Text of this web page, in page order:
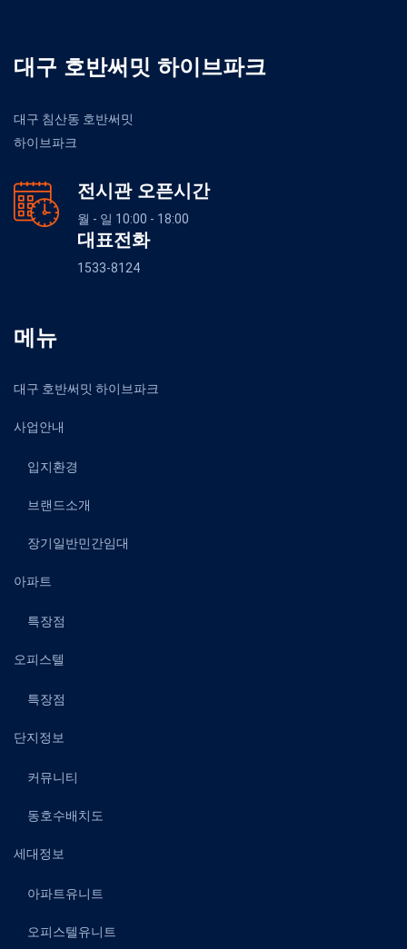
대구 호반써밋 하이브파크
대구 침산동 호반써밋
하이브파크
전시관 오픈시간
월 - 일 10:00 - 18:00
대표전화
1533-8124
메뉴
대구 호반써밋 하이브파크
사업안내
입지환경
브랜드소개
장기일반민간임대
아파트
특장점
오피스텔
특장점
단지정보
커뮤니티
동호수배치도
세대정보
아파트유니트
오피스텔유니트